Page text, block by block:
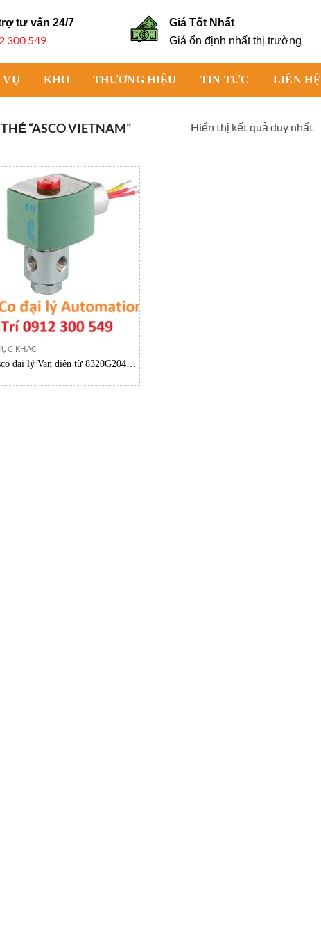
tư vấn 24/7
300 549
Giá Tốt Nhất
Giá ổn định nhất thị trường
VỤ KHO THƯƠNG HIỆU TIN TỨC LIÊN HỆ
“ASCO VIETNAM” Hiển thị kết quả duy nhất
KHÁC
đại lý Van điện từ 8320G204